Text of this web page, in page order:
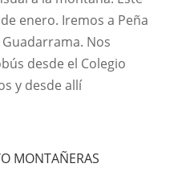
enero. Iremos a Peña
Nos
desde el Colegio
y desde allí
MONTAÑERAS